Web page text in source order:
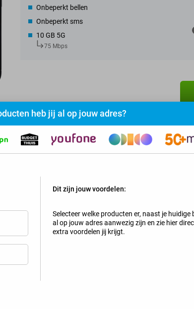
Onbeperkt bellen
Onbeperkt sms
10 GB 5G
75 Mbps
of familiekorting bij Belsimpel?
die al actief zijn op jouw adres en zie meteen
Bekijk welke kortingen en extra's jij kunt
heb jij al op jouw adres?
Dit zijn jouw voordelen:
Selecteer welke producten er, naast je huidige
al op jouw adres aanwezig zijn en zie hier
extra voordelen jij krijgt.